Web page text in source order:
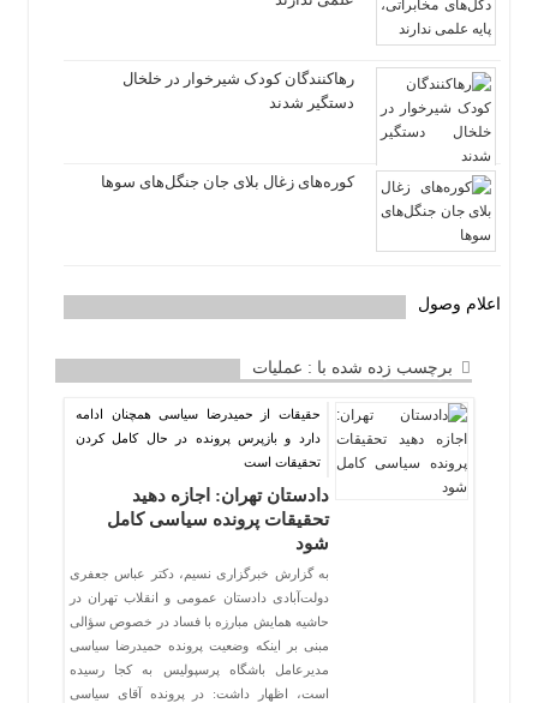
رهاکنندگان کودک شیرخوار در خلخال
دستگیر شدند
کوره‌های زغال بلای جان جنگل‌های سوها
اعلام وصول
برچسب زده شده با : عملیات
حقیقات از حمیدرضا سیاسی همچنان ادامه
دارد و بازپرس پرونده در حال کامل کردن
تحقیقات است
دادستان تهران: اجازه دهید
تحقیقات پرونده سیاسی کامل
شود
به گزارش خبرگزاری نسیم، دکتر عباس جعفری
دولت‌آبادی دادستان عمومی و انقلاب تهران در
حاشیه همایش مبارزه با فساد در خصوص سؤالی
مبنی بر اینکه وضعیت پرونده حمیدرضا سیاسی
مدیرعامل باشگاه پرسپولیس به کجا رسیده
است، اظهار داشت: در پرونده آقای سیاسی